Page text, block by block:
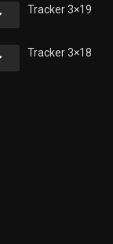
Tracker 3×19
Tracker 3×18